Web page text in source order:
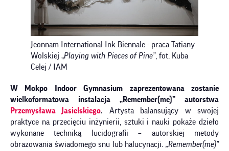
Jeonnam International Ink Biennale - praca Tatiany
Wolskiej „Playing with Pieces of Pine”, fot. Kuba
Celej / IAM
W Mokpo Indoor Gymnasium zaprezentowana zostanie
wielkoformatowa instalacja „Remember(me)” autorstwa
Przemysława Jasielskiego. Artysta balansujący w swojej
praktyce na przecięciu inżynierii, sztuki i nauki pokaże dzieło
wykonane techniką lucidografii – autorskiej metody
obrazowania świadomego snu lub halucynacji. „Remember(me)”